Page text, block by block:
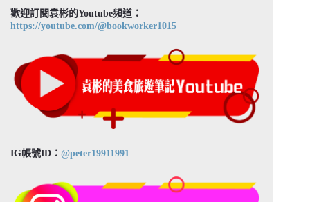
歡迎訂閱袁彬的Youtube頻道：
https://youtube.com/@bookworker1015
IG帳號ID： @peter19911991